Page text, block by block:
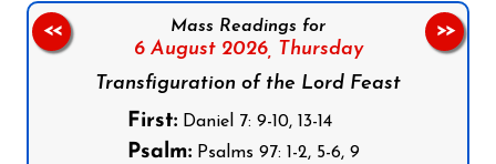
Mass Readings for
6 August 2026, Thursday
Transfiguration of the Lord Feast
First:Daniel 7: 9-10, 13-14
Psalm:Psalms 97: 1-2, 5-6, 9
<< >>